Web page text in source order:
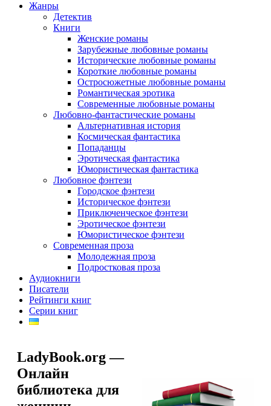
Жанры
Детектив
Книги
Женские романы
Зарубежные любовные романы
Исторические любовные романы
Короткие любовные романы
Остросюжетные любовные романы
Романтическая эротика
Современные любовные романы
Любовно-фантастические романы
Альтернативная история
Космическая фантастика
Попаданцы
Эротическая фантастика
Юмористическая фантастика
Любовное фэнтези
Городское фэнтези
Историческое фэнтези
Приключенческое фэнтези
Эротическое фэнтези
Юмористическое фэнтези
Современная проза
Молодежная проза
Подростковая проза
Аудиокниги
Писатели
Рейтинги книг
Серии книг
LadyBook.org —
Онлайн
библиотека для